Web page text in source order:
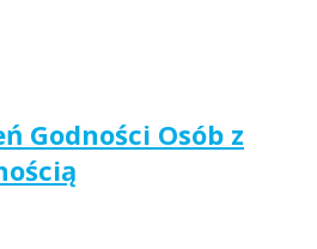
Godności Osób z